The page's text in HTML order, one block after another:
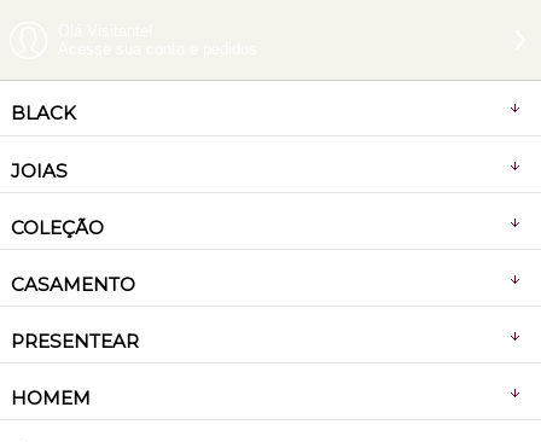
BLACK
JOIAS
COLEÇÃO
CASAMENTO
PRESENTEAR
HOMEM